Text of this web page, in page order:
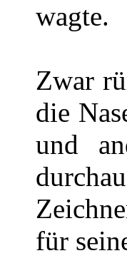
wagte.
Zwar
die
und
für